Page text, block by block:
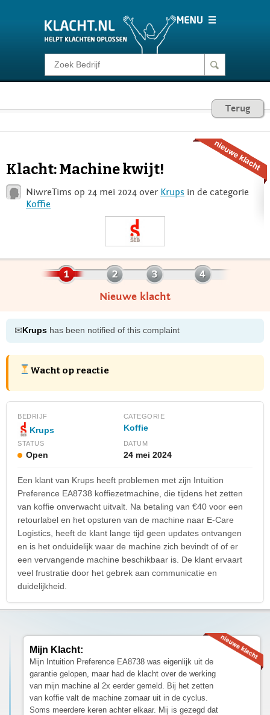
Klacht melden
Consumentenrecht Terug
Klacht: Machine kwijt!
NiwreTims op 24 mei 2024 over Krups in de categorie
Koffie
Nieuwe klacht
✉Krups has been notified of this complaint
Wacht op reactie
BEDRIJF
Krups
CATEGORIE
Koffie
STATUS
Open
DATUM
24 mei 2024
Een klant van Krups heeft problemen met zijn Intuition
Preference EA8738 koffiezetmachine, die tijdens het zetten
van koffie onverwacht uitvalt. Na betaling van €40 voor een
retourlabel en het opsturen van de machine naar E-Care
Logistics, heeft de klant lange tijd geen updates ontvangen
en is het onduidelijk waar de machine zich bevindt of of er
een vervangende machine beschikbaar is. De klant ervaart
veel frustratie door het gebrek aan communicatie en
duidelijkheid.
Mijn Klacht:
Mijn Intuition Preference EA8738 was eigenlijk uit de
garantie gelopen, maar had de klacht over de werking
van mijn machine al 2x eerder gemeld. Bij het zetten
van koffie valt de machine zomaar uit in de cyclus.
Soms meerdere keren achter elkaar. Mij is gezegd dat